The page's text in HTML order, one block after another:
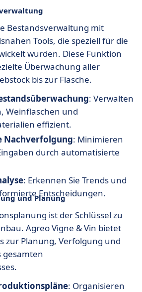
Bestandsverwaltung mit
Tools, die speziell für die
wurden. Diese Funktion
Überwachung aller
bis zur Flasche.
: Verwalten
Weinflaschen und
effizient.
Nachverfolgung: Minimieren
durch automatisierte
: Erkennen Sie Trends und
Entscheidungen.
und Planung
ist der Schlüssel zu
Agreo Vigne & Vin bietet
zur Planung, Verfolgung und
: Organisieren